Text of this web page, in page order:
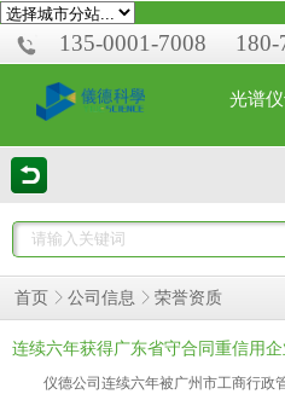
135-0001-7008 180-
光谱
首页 公司信息 荣誉资质
连续六年获得广东省守合同重信用企
仪德公司连续六年被广州市工商行政